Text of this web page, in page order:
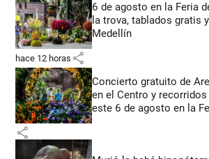
6 de agosto en la Feria
la trova, tablados gratis
Medellín
hace 12 horas share
Concierto gratuito de
en el Centro y
este 6 de agosto en la
share